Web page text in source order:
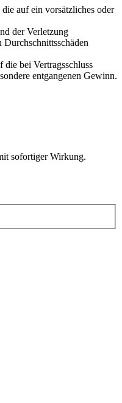
auf ein vorsätzliches oder
der Verletzung
bei Vertragsschluss
entgangenen Gewinn.
sofortiger Wirkung.